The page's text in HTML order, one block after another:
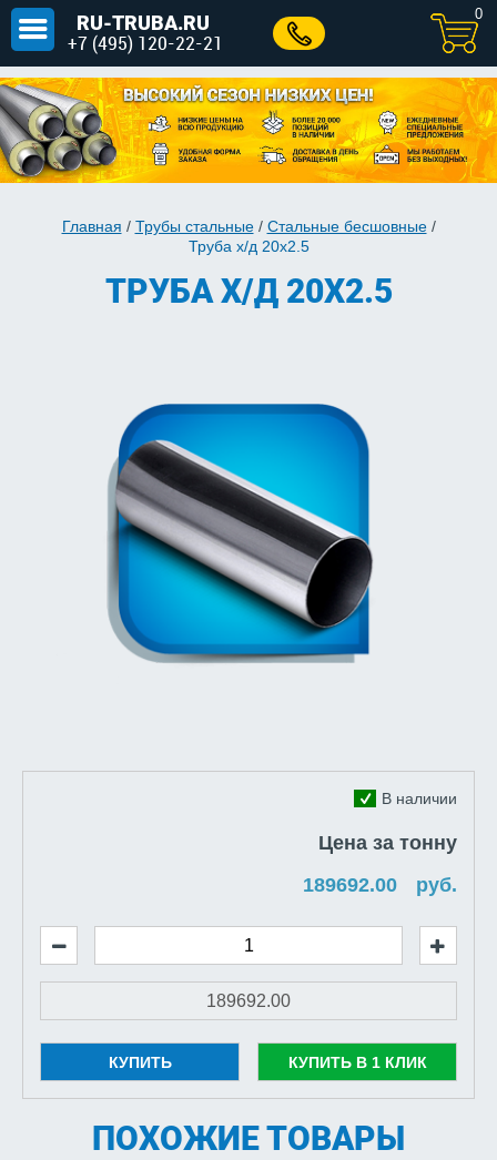
RU-TRUBA.RU
+7 (495) 120-22-21
0
Главная / Трубы стальные/ Стальные бесшовные/
Труба х/д 20x2.5
ТРУБА Х/Д 20X2.5
В наличии
Цена за тонну
руб.
КУПИТЬ КУПИТЬ В 1 КЛИК
ПОХОЖИЕ ТОВАРЫ